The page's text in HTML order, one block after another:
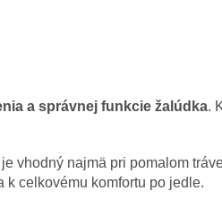
a správnej funkcie žalúdka.
vhodný najmä pri pomalom
celkovému komfortu po jedle.